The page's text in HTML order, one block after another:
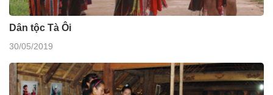
Dân tộc Tà Ôi
30/05/2019